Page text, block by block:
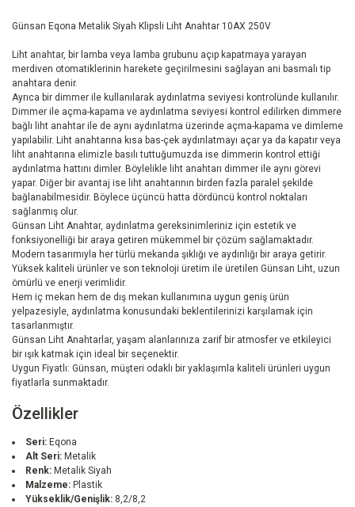
Günsan Eqona Metalik Siyah Klipsli Liht Anahtar 10AX 250V
Liht anahtar, bir lamba veya lamba grubunu açıp kapatmaya yarayan
merdiven otomatiklerinin harekete geçirilmesini sağlayan ani basmalı tip
anahtara denir.
Ayrıca bir dimmer ile kullanılarak aydınlatma seviyesi kontrolünde kullanılır.
Dimmer ile açma-kapama ve aydınlatma seviyesi kontrol edilirken dimmere
bağlı liht anahtar ile de aynı aydınlatma üzerinde açma-kapama ve dimleme
yapılabilir. Liht anahtarına kısa bas-çek aydınlatmayı açar ya da kapatır veya
liht anahtarına elimizle basılı tuttuğumuzda ise dimmerin kontrol ettiği
aydınlatma hattını dimler. Böylelikle liht anahtarı dimmer ile aynı görevi
yapar. Diğer bir avantaj ise liht anahtarının birden fazla paralel şekilde
bağlanabilmesidir. Böylece üçüncü hatta dördüncü kontrol noktaları
sağlanmış olur.
Günsan Liht Anahtar, aydınlatma gereksinimleriniz için estetik ve
fonksiyonelliği bir araya getiren mükemmel bir çözüm sağlamaktadır.
Modern tasarımıyla her türlü mekanda şıklığı ve aydınlığı bir araya getirir.
Yüksek kaliteli ürünler ve son teknoloji üretim ile üretilen Günsan Liht, uzun
ömürlü ve enerji verimlidir.
Hem iç mekan hem de dış mekan kullanımına uygun geniş ürün
yelpazesiyle, aydınlatma konusundaki beklentilerinizi karşılamak için
tasarlanmıştır.
Günsan Liht Anahtarlar, yaşam alanlarınıza zarif bir atmosfer ve etkileyici
bir ışık katmak için ideal bir seçenektir.
Uygun Fiyatlı: Günsan, müşteri odaklı bir yaklaşımla kaliteli ürünleri uygun
fiyatlarla sunmaktadır.
Özellikler
Seri: Eqona
Alt Seri: Metalik
Renk: Metalik Siyah
Malzeme: Plastik
Yükseklik/Genişlik: 8,2/8,2